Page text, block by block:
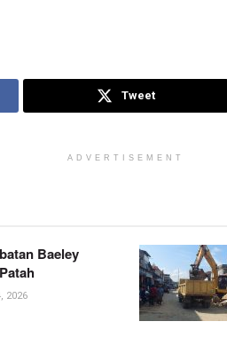
Tweet
ADVERTISEMENT
Baeley
2026